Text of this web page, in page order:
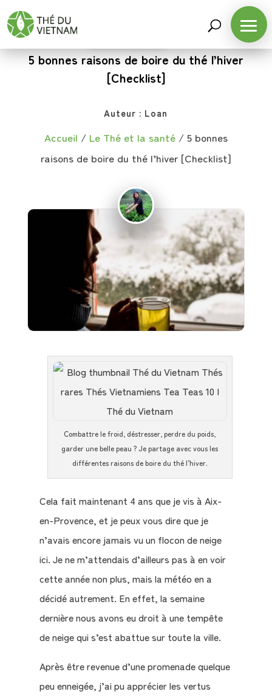
5 bonnes raisons de boire du thé l’hiver
[Checklist]
Auteur : Loan
Accueil / Le Thé et la santé/ 5 bonnes
raisons de boire du thé l’hiver [Checklist]
Combattre le froid, déstresser, perdre du poids,
garder une belle peau ? Je partage avec vous les
différentes raisons de boire du thé l’hiver.
Cela fait maintenant 4 ans que je vis à Aix-
en-Provence, et je peux vous dire que je
n’avais encore jamais vu un flocon de neige
ici. Je ne m’attendais d’ailleurs pas à en voir
cette année non plus, mais la météo en a
décidé autrement. En effet, la semaine
dernière nous avons eu droit à une tempête
de neige qui s’est abattue sur toute la ville.
Après être revenue d’une promenade quelque
peu enneigée, j’ai pu apprécier les vertus